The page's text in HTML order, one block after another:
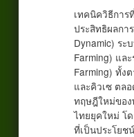
เทคนิควิธีกา
ประสิทธิผลกา
Dynamic) ระ
Farming) แล
Farming) ทั้ง
และคิวเซ ตล
ทฤษฎีใหม่ขอ
ไทยยุคใหม่ โ
ที่เป็นประโยช